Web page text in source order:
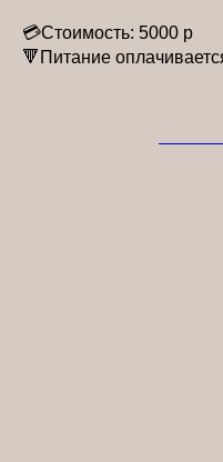
💳Стоимость: 5000 р
🔻Питание